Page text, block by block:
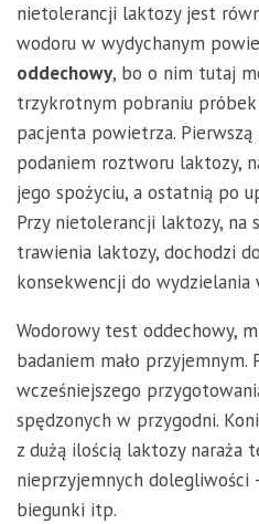
nietolerancji laktozy jest
wodoru w wydychanym
oddechowy, bo o nim tutaj
trzykrotnym pobraniu
pacjenta powietrza.
podaniem roztworu laktozy,
jego spożyciu, a ostatnią po
Przy nietolerancji laktozy, na
trawienia laktozy, dochodzi
konsekwencji do wydzielania
Wodorowy test oddechowy,
badaniem mało
wcześniejszego
spędzonych w przygodni.
z dużą ilością laktozy naraża
nieprzyjemnych dolegliwości
biegunki itp.